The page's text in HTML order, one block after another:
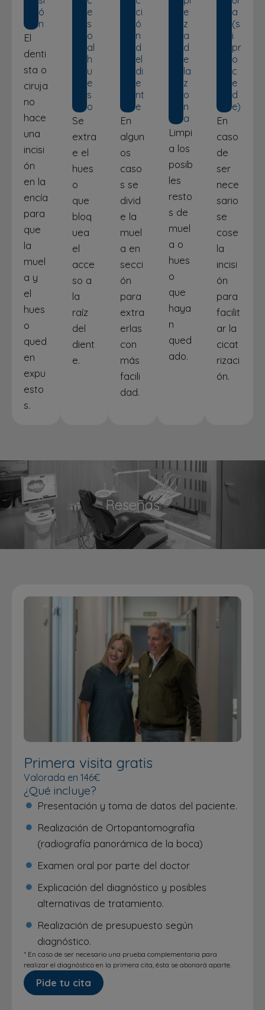
ó
n
El
denti
sta o
ciruja
no
hace
una
incisi
ón
en la
encía
para
que
la
muel
a y
el
hues
o
qued
en
expu
esto
s.
e
s
o
al
h
u
e
s
o
Se
extra
e el
hues
o
que
bloq
uea
el
acce
so a
la
raíz
del
dient
e.
ci
ó
n
d
el
di
e
nt
e
En
algun
os
caso
s se
divid
e la
muel
a en
secci
ón
para
extra
erlas
con
más
facili
dad.
e
z
a
d
e
la
z
o
n
a
Limpi
a los
posib
les
resto
s de
muel
a o
hues
o
que
haya
n
qued
ado.
a
(s
i
pr
o
c
e
d
e)
En
caso
de
ser
nece
sario
se
cose
la
incisi
ón
para
facilit
ar la
cicat
rizaci
ón.
Reseñas
Primera visita gratis
Valorada en 146€
¿Qué incluye?
Presentación y toma de datos del paciente.
Realización de Ortopantomografía
(radiografía panorámica de la boca)
Examen oral por parte del doctor
Explicación del diagnóstico y posibles
alternativas de tratamiento.
Realización de presupuesto según
diagnóstico.
* En caso de ser necesario una prueba complementaria para
realizar el diagnóstico en la primera cita, ésta se abonará aparte.
Pide tu cita